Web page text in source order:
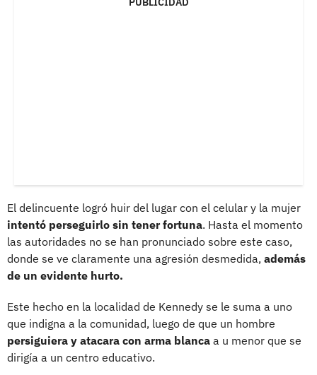
El delincuente logró huir del lugar con el celular y la mujer
intentó perseguirlo sin tener fortuna. Hasta el momento
las autoridades no se han pronunciado sobre este caso,
donde se ve claramente una agresión desmedida, además
de un evidente hurto.
Este hecho en la localidad de Kennedy se le suma a uno
que indigna a la comunidad, luego de que un hombre
persiguiera y atacara con arma blanca a u menor que se
dirigía a un centro educativo.